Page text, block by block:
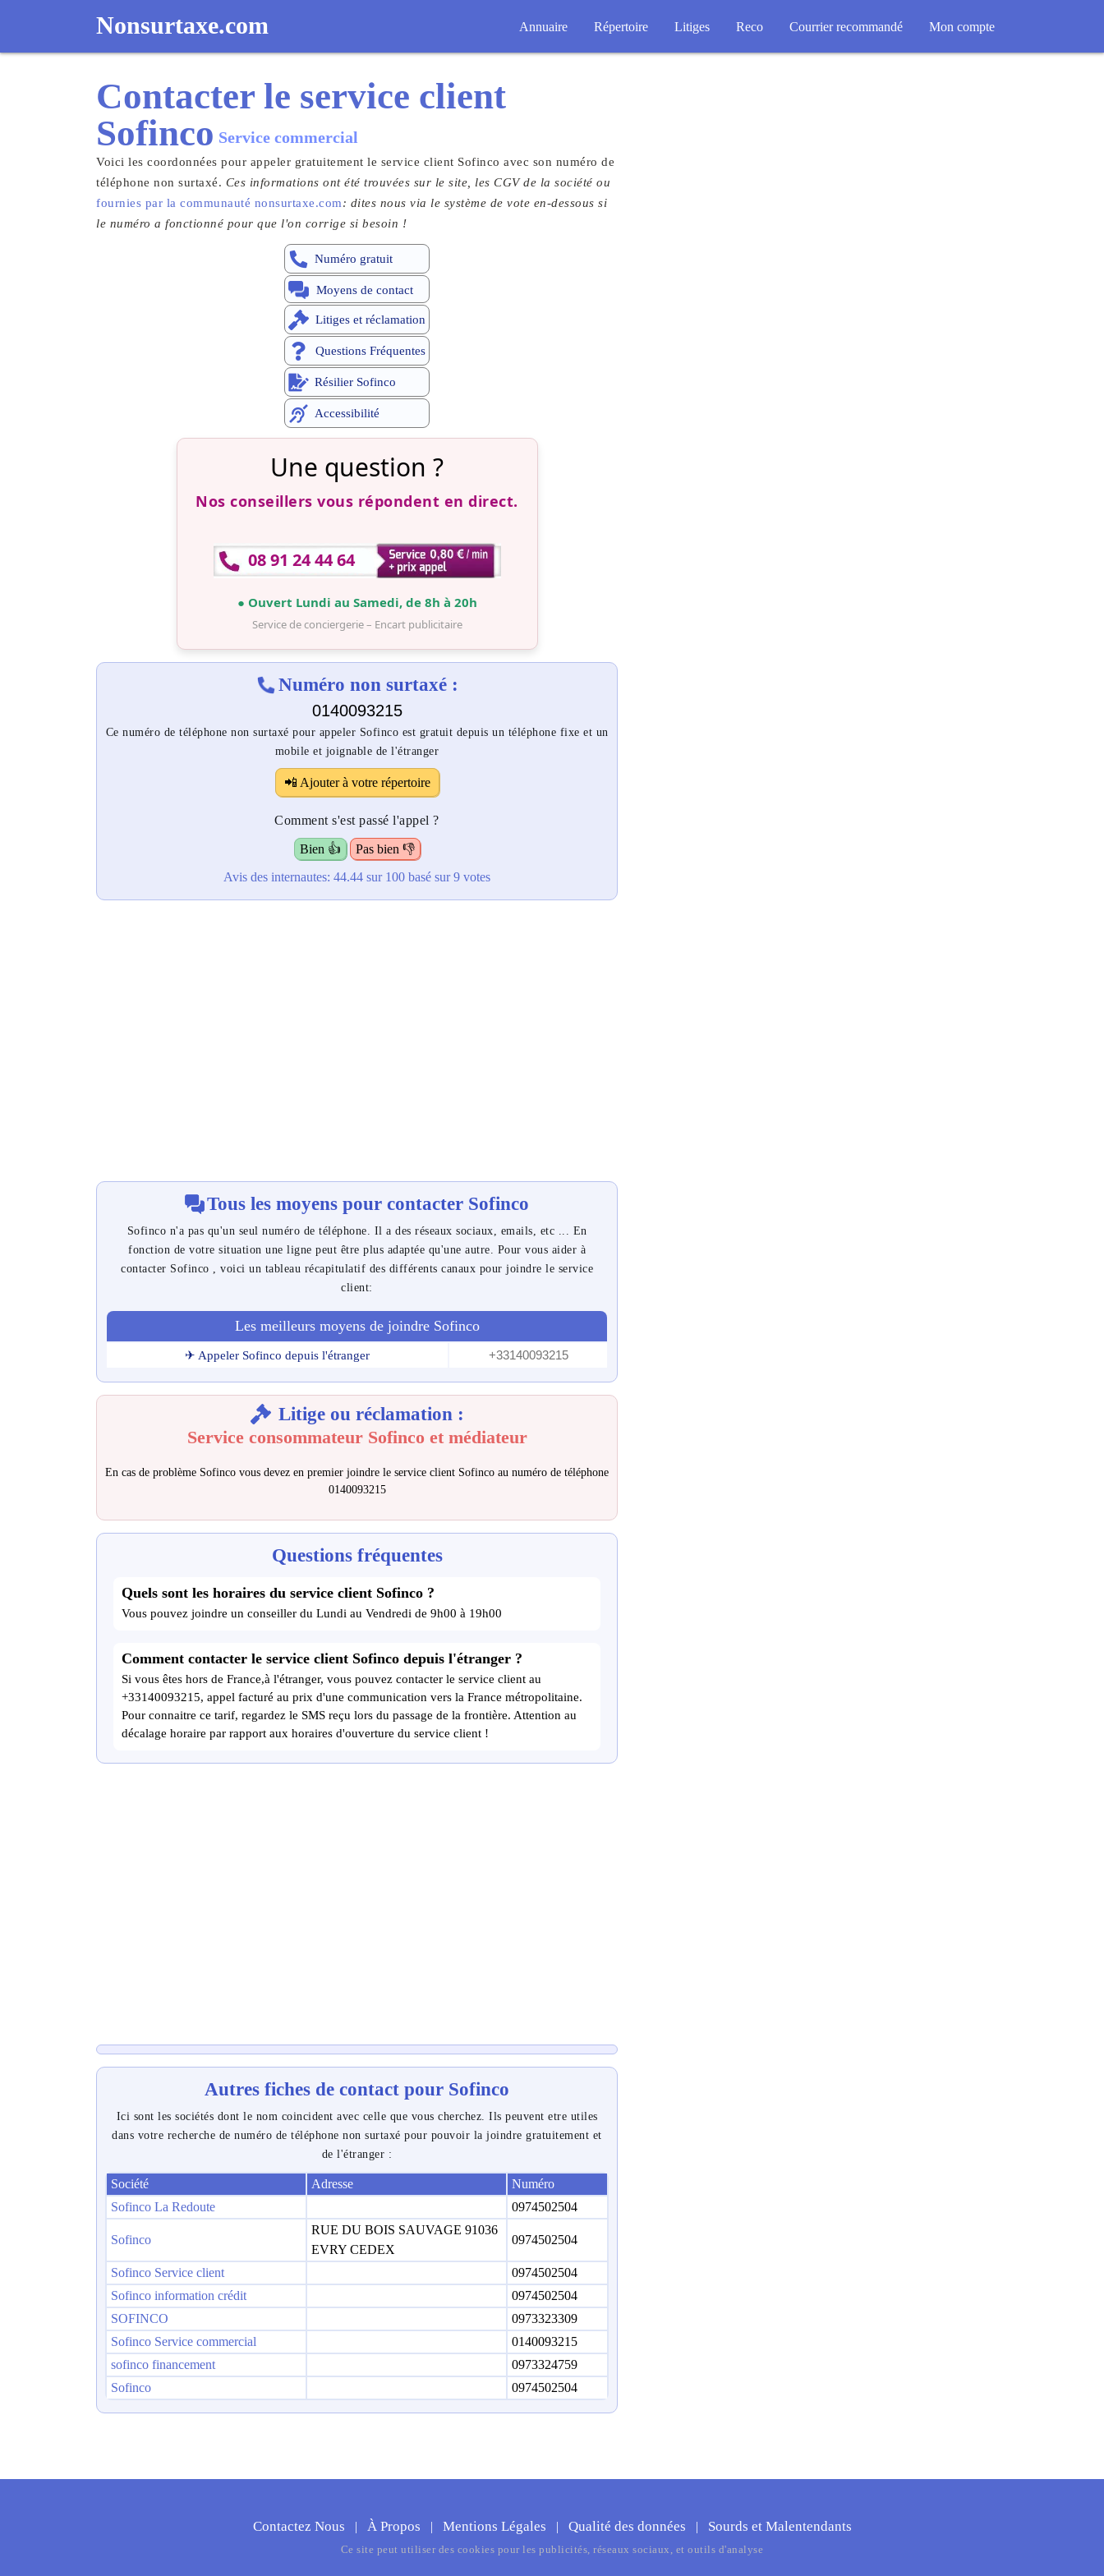
Nonsurtaxe.com Annuaire Répertoire Litiges Reco Courrier recommandé Mon compte
Contacter le service client
Sofinco Service commercial
Voici les coordonnées pour appeler gratuitement le service client Sofinco avec son numéro de
téléphone non surtaxé. Ces informations ont été trouvées sur le site, les CGV de la société ou
fournies par la communauté nonsurtaxe.com: dites nous via le système de vote en-dessous si
le numéro a fonctionné pour que l'on corrige si besoin !
Numéro gratuit
Moyens de contact
Litiges et réclamation
Questions Fréquentes
Résilier Sofinco
Accessibilité
Une question ?
Nos conseillers vous répondent en direct.
08 91 24 44 64
● Ouvert Lundi au Samedi, de 8h à 20h
Service de conciergerie – Encart publicitaire
Numéro non surtaxé :
0140093215
Ce numéro de téléphone non surtaxé pour appeler Sofinco est gratuit depuis un téléphone fixe et un
mobile et joignable de l'étranger
📲 Ajouter à votre répertoire
Comment s'est passé l'appel ?
Bien 👍
Pas bien 👎
Avis des internautes: 44.44 sur 100 basé sur9 votes
Tous les moyens pour contacter Sofinco
Sofinco n'a pas qu'un seul numéro de téléphone. Il a des réseaux sociaux, emails, etc ... En
fonction de votre situation une ligne peut être plus adaptée qu'une autre. Pour vous aider à
contacter Sofinco , voici un tableau récapitulatif des différents canaux pour joindre le service
client:
Les meilleurs moyens de joindre Sofinco
✈ Appeler Sofinco depuis l'étranger +33140093215
Litige ou réclamation :
Service consommateur Sofinco et médiateur
En cas de problème Sofinco vous devez en premier joindre le service client Sofinco au numéro de téléphone
0140093215
Questions fréquentes
Quels sont les horaires du service client Sofinco ?
Vous pouvez joindre un conseiller du Lundi au Vendredi de 9h00 à 19h00
Comment contacter le service client Sofinco depuis l'étranger ?
Si vous êtes hors de France,à l'étranger, vous pouvez contacter le service client au
+33140093215, appel facturé au prix d'une communication vers la France métropolitaine.
Pour connaitre ce tarif, regardez le SMS reçu lors du passage de la frontière. Attention au
décalage horaire par rapport aux horaires d'ouverture du service client !
Autres fiches de contact pour Sofinco
Ici sont les sociétés dont le nom coincident avec celle que vous cherchez. Ils peuvent etre utiles
dans votre recherche de numéro de téléphone non surtaxé pour pouvoir la joindre gratuitement et
de l'étranger :
Société Adresse
Numéro
Sofinco La Redoute
0974502504
Sofinco
RUE DU BOIS SAUVAGE 91036
EVRY CEDEX
0974502504
Sofinco Service client
0974502504
Sofinco information crédit
0974502504
SOFINCO
0973323309
Sofinco Service commercial
0140093215
sofinco financement
0973324759
Sofinco
0974502504
Contactez Nous | À Propos | Mentions Légales | Qualité des données | Sourds et Malentendants
Ce site peut utiliser des cookies pour les publicités, réseaux sociaux, et outils d'analyse